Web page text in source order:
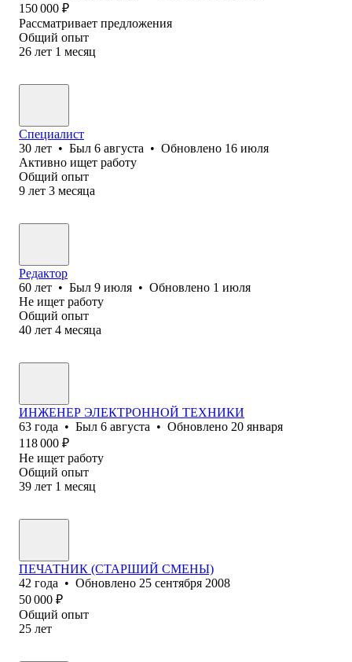
150 000 ₽
Рассматривает предложения
Общий опыт
26 лет 1 месяц
Специалист
30 лет • Был 6 августа • Обновлено 16 июля
Активно ищет работу
Общий опыт
9 лет 3 месяца
Редактор
60 лет • Был 9 июля • Обновлено 1 июля
Не ищет работу
Общий опыт
40 лет 4 месяца
ИНЖЕНЕР ЭЛЕКТРОННОЙ ТЕХНИКИ
63 года • Был 6 августа • Обновлено 20 января
118 000 ₽
Не ищет работу
Общий опыт
39 лет 1 месяц
ПЕЧАТНИК (СТАРШИЙ СМЕНЫ)
42 года • Обновлено 25 сентября 2008
50 000 ₽
Общий опыт
25 лет